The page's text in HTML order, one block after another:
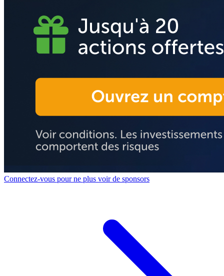
Connectez-vous pour ne plus voir de sponsors